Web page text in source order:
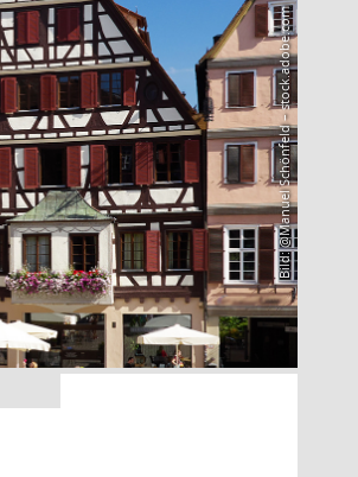
Bild: @Manuel Schönfeld – stock.adobe.com